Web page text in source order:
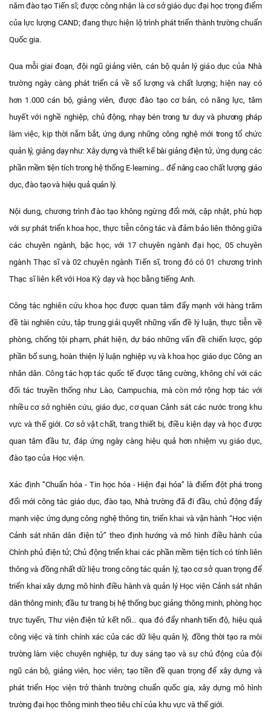
năm đào tạo Tiến sĩ; được công nhận là cơ sở giáo dục đại học trọng điểm
của lực lượng CAND; đang thực hiện lộ trình phát triển thành trường chuẩn
Quốc gia.
Qua mỗi giai đoạn, đội ngũ giảng viên, cán bộ quản lý giáo dục của Nhà
trường ngày càngphát triểncả về số lượng và chất lượng; hiện nay có
hơn 1.000 cán bộ, giảng viên, được đào tạo cơ bản, có năng lực, tâm
huyết với nghề nghiệp,chủ động, nhạy bén trong tư duy và phương pháp
làm việc, kịp thời nắm bắt, ứng dụng những công nghệ mới trong tổ chức
quản lý, giảng dạy như: Xây dựng và thiết kế bài giảng điện tử, ứng dụng các
phần mềm tiện tích trong hệ thống E-learning… để nâng cao chất lượng giáo
dục, đào tạo và hiệu quả quản lý.
Nội dung, chương trình đào tạo không ngừng đổi mới, cập nhật, phù hợp
với sự phát triển khoa học, thực tiễn công tác và đảm bảo liên thông giữa
các chuyên ngành, bậc học, với 17 chuyên ngành đại học, 05 chuyên
ngành Thạc sĩ và 02 chuyên ngành Tiến sĩ, trong đó có 01 chương trình
Thạc sĩ liên kết với Hoa Kỳ dạy và học bằng tiếng Anh.
Công tác nghiên cứu khoa họcđược quan tâm đẩy mạnh với hàng trăm
đề tài nghiên cứu,tập trung giải quyết những vấn đề lý luận, thực tiễn về
phòng, chống tội phạm, phát hiện, dự báo những vấn đề chiến lược, góp
phần bổ sung, hoàn thiện lý luận nghiệp vụ và khoa học giáo dụcCông an
nhân dân.Công tác hợp tác quốc tế được tăng cường, không chỉ với các
đối tác truyền thống như Lào, Campuchia, mà còn mở rộng hợp tác với
nhiều cơ sở nghiên cứu, giáo dục, cơ quan Cảnh sát các nước trong khu
vực và thế giới. Cơ sở vật chất, trang thiết bị, điều kiện dạy và học được
quan tâm đầu tư, đáp ứng ngày càng hiệu quả hơn nhiệm vụ giáo dục,
đào tạo của Học viện.
Xác định “Chuẩn hóa - Tin học hóa - Hiện đại hóa” là điểm đột phá trong
đổi mới công tác giáo dục, đào tạo, Nhà trường đã đi đầu, chủ động đẩy
mạnh việc ứng dụng công nghệ thông tin, triển khai và vận hành “Học viện
Cảnh sát nhân dân điện tử” theo định hướng và mô hình điều hành của
Chính phủ điện tử; Chủ động triển khai các phần mềm tiện tích có tính liên
thông và đồng nhất dữ liệu trong công tác quản lý, tạo cơ sở quan trọng để
triển khai xây dựng mô hình điều hành và quản lý Học viện Cảnh sát nhân
dân thông minh; đầu tư trang bị hệ thống bục giảng thông minh, phòng học
trực tuyến, Thư viện điện tử kết nối… qua đó đẩy nhanh tiến độ, hiệu quả
công việc và tính chính xác của các dữ liệu quản lý, đồng thời tạo ra môi
trường làm việc chuyên nghiệp, tư duy sáng tạo và sự chủ động của đội
ngũ cán bộ, giảng viên, học viên; tạo tiền đề quan trọng để xây dựng và
phát triển Học viện trở thành trường chuẩn quốc gia, xây dựng mô hình
trường đại học thông minh theo tiêu chí của khu vực và thế giới.